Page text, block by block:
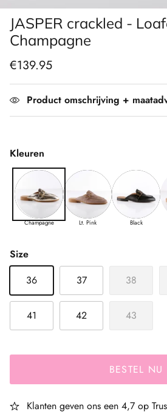
JASPER crackled -
Champagne
€139.95
Product omschrijving +
Kleuren
Lt. Pink Black
Champagne
Size
36
37 38
41 42 43
BESTEL NU
Klanten geven ons een 4,7 op